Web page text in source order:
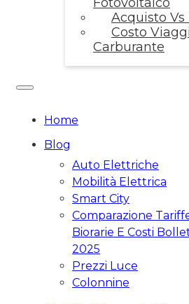
Acquisto Vs
Costo
Carburante
Home
Blog
Auto Elettriche
Mobilità Elettrica
Smart City
Comparazione
Biorarie E Costi
2025
Prezzi Luce
Colonnine